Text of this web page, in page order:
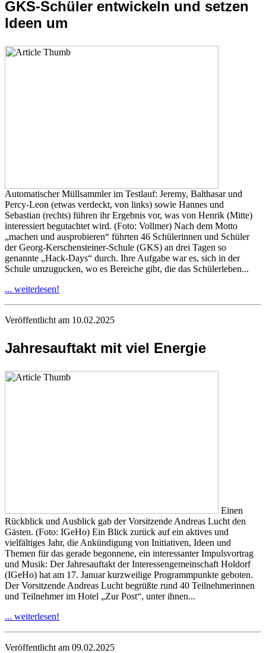
GKS-Schüler entwickeln und setzen
Ideen um
Automatischer Müllsammler im Testlauf: Jeremy, Balthasar und
Percy-Leon (etwas verdeckt, von links) sowie Hannes und
Sebastian (rechts) führen ihr Ergebnis vor, was von Henrik (Mitte)
interessiert begutachtet wird. (Foto: Vollmer) Nach dem Motto
„machen und ausprobieren“ führten 46 Schülerinnen und Schüler
der Georg-Kerschensteiner-Schule (GKS) an drei Tagen so
genannte „Hack-Days“ durch. Ihre Aufgabe war es, sich in der
Schule umzugucken, wo es Bereiche gibt, die das Schülerleben...
... weiterlesen!
Veröffentlicht am 10.02.2025
Jahresauftakt mit viel Energie
Einen
Rückblick und Ausblick gab der Vorsitzende Andreas Lucht den
Gästen. (Foto: IGeHo) Ein Blick zurück auf ein aktives und
vielfältiges Jahr, die Ankündigung von Initiativen, Ideen und
Themen für das gerade begonnene, ein interessanter Impulsvortrag
und Musik: Der Jahresauftakt der Interessengemeinschaft Holdorf
(IGeHo) hat am 17. Januar kurzweilige Programmpunkte geboten.
Der Vorsitzende Andreas Lucht begrüßte rund 40 Teilnehmerinnen
und Teilnehmer im Hotel „Zur Post“, unter ihnen...
... weiterlesen!
Veröffentlicht am 09.02.2025